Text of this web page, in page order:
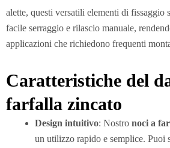
alette, questi versatili elementi di fissaggio
facile serraggio e rilascio manuale,
applicazioni che richiedono frequenti
Caratteristiche del
farfalla zincato
Design intuitivo: Nostro noci a
un utilizzo rapido e semplice. Puoi